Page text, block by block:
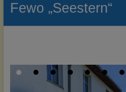
Fewo „Seestern“